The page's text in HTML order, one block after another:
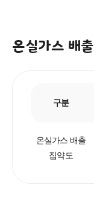
온실가스 배출
구분
온실가스 배출
집약도